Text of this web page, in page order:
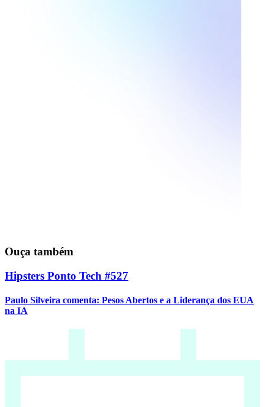
Ouça também
Hipsters Ponto Tech #527
Paulo Silveira comenta: Pesos Abertos e a Liderança dos EUA
na IA